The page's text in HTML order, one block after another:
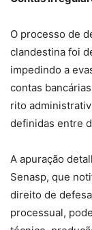
O processo de
clandestina foi
impedindo a
contas
rito
definidas entre
A apuração
Senasp, que
direito de
processual,